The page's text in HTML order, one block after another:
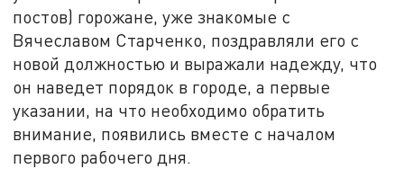
постов) горожане, уже знакомые с
Вячеславом Старченко, поздравляли его с
новой должностью и выражали надежду, что
он наведет порядок в городе, а первые
указании, на что необходимо обратить
внимание, появились вместе с началом
первого рабочего дня.